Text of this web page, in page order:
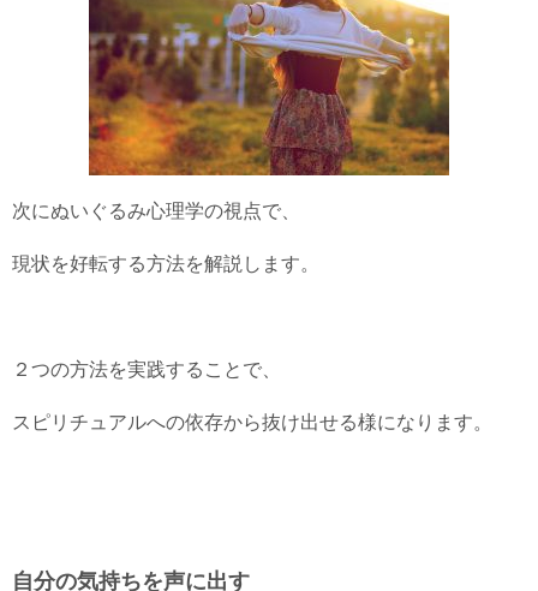
次にぬいぐるみ心理学の視点で、
現状を好転する方法を解説します。
２つの方法を実践することで、
スピリチュアルへの依存から抜け出せる様になります。
自分の気持ちを声に出す